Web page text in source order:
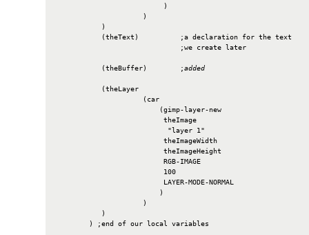
                          )
                     )
           )
           (theText)          ;a declaration for the text
                              ;we create later
           (theBuffer)        ;
added
           (theLayer
                     (car
                         (gimp-layer-new
                          theImage
                           "layer 1"
                          theImageWidth
                          theImageHeight
                          RGB-IMAGE
                          100
                          LAYER-MODE-NORMAL
                         )
                     )
           )
        ) ;end of our local variables